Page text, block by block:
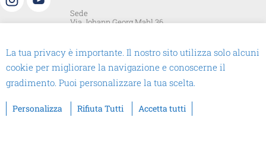
Sede
Via Johann Georg Mahl 36
CF.PI_ IT02489580213
Informative Privacy Policy
Segnalazioni Whistleblowing
Code of conduct
La tua privacy è importante. Il nostro sito utilizza solo alcuni
cookie per migliorare la navigazione e conoscerne il
gradimento. Puoi personalizzare la tua scelta.
Personalizza Rifiuta Tutti Accetta tutti